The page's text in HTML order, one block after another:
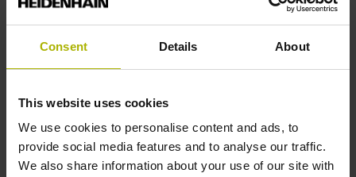
Consent Details About
This website uses cookies
We use cookies to personalise content and ads, to
provide social media features and to analyse our traffic.
We also share information about your use of our site with
必要条件
Kenntnisse NC-Programmierung
Hardware / Software:
Stabile Internetverbindung >=25Mbit
Administratorberechtigung am PC